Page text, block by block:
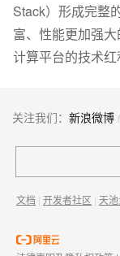
Stack）形成完整
富、性能更加强
计算平台的技术红